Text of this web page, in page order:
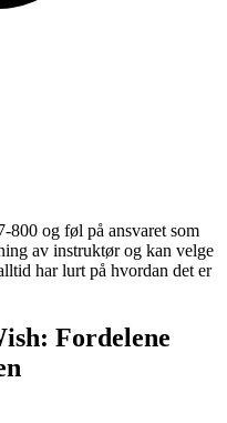
800 og føl på ansvaret som
av instruktør og kan velge
har lurt på hvordan det er
Fordelene